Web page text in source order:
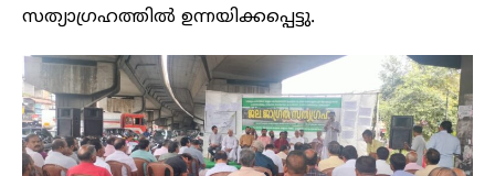
സത്യാ​ഗ്രഹത്തിൽ ഉന്നയിക്കപ്പെട്ടു.